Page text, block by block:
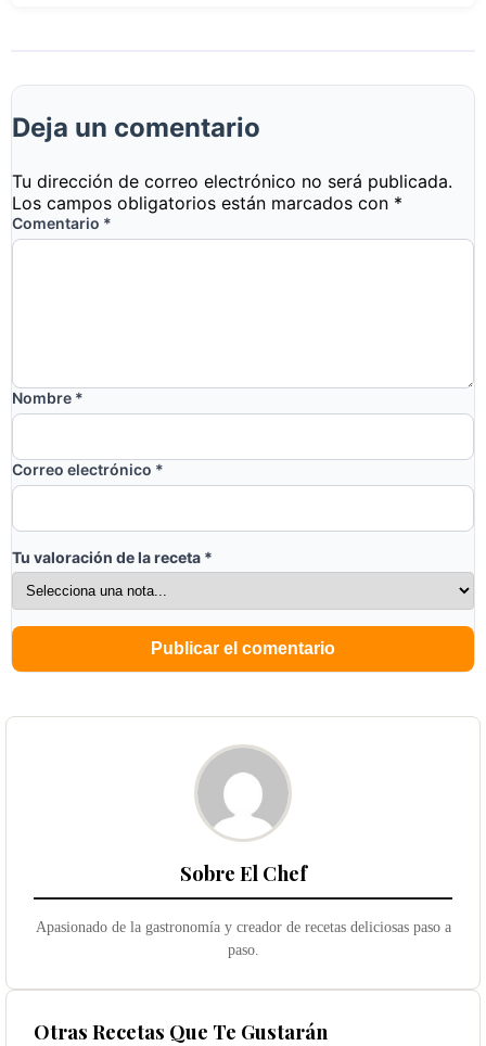
Deja un comentario
Tu dirección de correo electrónico no será publicada.
Los campos obligatorios están marcados con *
Comentario *
Nombre *
Correo electrónico *
Tu valoración de la receta *
Sobre El Chef
Apasionado de la gastronomía y creador de recetas deliciosas paso a
paso.
Otras Recetas Que Te Gustarán